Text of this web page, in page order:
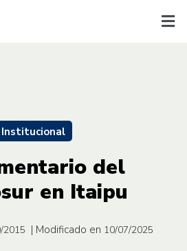
Institucional
del
en Itaipu
2015 | Modificado en 10/07/2025